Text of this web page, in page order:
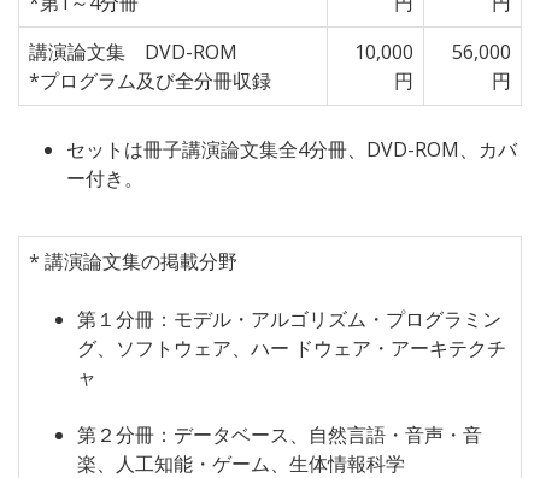
講演論文集 DVD-ROM
*プログラム及び全分冊収録
10,000
円
56,000
円
セットは冊子講演論文集全4分冊、DVD-ROM、カバ
ー付き。
* 講演論文集の掲載分野
第１分冊：モデル・アルゴリズム・プログラミン
グ、ソフトウェア、ハー ドウェア・アーキテクチ
ャ
第２分冊：データベース、自然言語・音声・音
楽、人工知能・ゲーム、生体情報科学